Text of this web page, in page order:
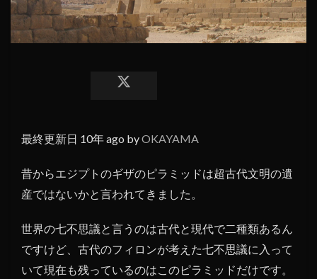
最終更新日 10年 ago byOKAYAMA
昔からエジプトのギザのピラミッドは超古代文明の遺
産ではないかと言われてきました。
世界の七不思議と言うのは古代と現代で二種類あるん
ですけど、古代のフィロンが考えた七不思議に入って
いて現在も残っているのはこのピラミッドだけです。